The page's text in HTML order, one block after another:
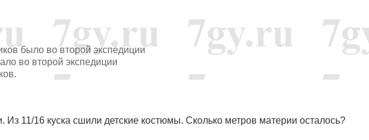
было во второй экспедиции
во второй экспедиции
Из 11/16 куска сшили детские костюмы. Сколько метров материи осталось?